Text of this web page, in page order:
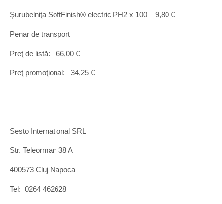
Şurubelniţa SoftFinish® electric PH2 x 100 9,80 €
Penar de transport
Preţ de listă: 66,00 €
Preţ promoţional: 34,25 €
Sesto International SRL
Str. Teleorman 38 A
400573 Cluj Napoca
Tel: 0264 462628